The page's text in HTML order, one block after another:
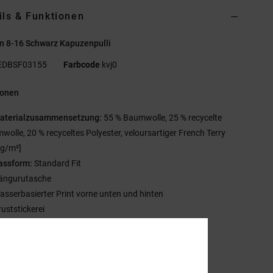
& Funktionen
8-16 Schwarz Kapuzenpulli
Farbcode kvj0
55 % Baumwolle, 25 % recycelte
20 % recyceltes Polyester, veloursartiger French Terry
m²]
Standard Fit
Print vorne unten und hinten